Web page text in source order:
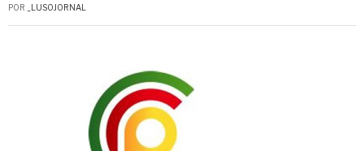
POR _LUSOJORNAL